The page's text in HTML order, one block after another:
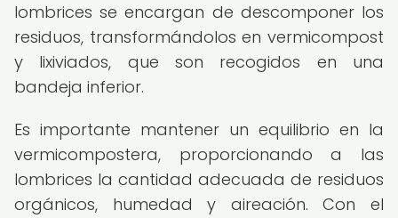
lombrices se encargan de descomponer los
residuos, transformándolos en vermicompost
y lixiviados, que son recogidos en una
bandeja inferior.
Es importante mantener un equilibrio en la
vermicompostera, proporcionando a las
lombrices la cantidad adecuada de residuos
orgánicos, humedad y aireación. Con el